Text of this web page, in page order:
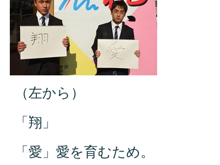
（左から）
「翔」
「愛」愛を育むため。